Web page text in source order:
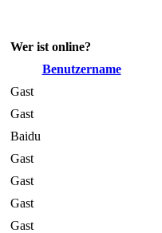
Wer ist online?
Benutzername
Gast
Gast
Baidu
Gast
Gast
Gast
Gast